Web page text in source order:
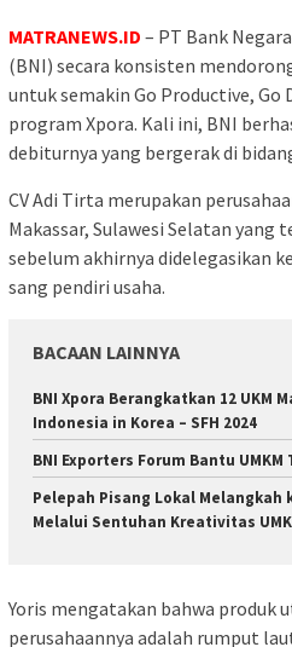
MATRANEWS.ID – PT Bank
(BNI) secara konsisten
untuk semakin Go Productive,
program Xpora. Kali ini, BNI
debiturnya yang bergerak di
CV Adi Tirta merupakan
Makassar, Sulawesi Selatan yang
sebelum akhirnya didelegasikan
sang pendiri usaha.
BACAAN LAINNYA
BNI Xpora Berangkatkan 12 UKM
Indonesia in Korea – SFH 2024
BNI Exporters Forum Bantu
Pelepah Pisang Lokal
Melalui Sentuhan Kreativitas
Yoris mengatakan bahwa produk
perusahaannya adalah rumput